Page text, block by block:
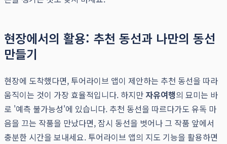
현장에서의 활용: 추천 동선과 나만의 동선
만들기
현장에 도착했다면, 투어라이브 앱이 제안하는 추천 동선을 따라
움직이는 것이 가장 효율적입니다. 하지만 자유여행의 묘미는 바
로 '예측 불가능성'에 있습니다. 추천 동선을 따르다가도 유독 마
음을 끄는 작품을 만났다면, 잠시 동선을 벗어나 그 작품 앞에서
충분한 시간을 보내세요. 투어라이브 앱의 지도 기능을 활용하면